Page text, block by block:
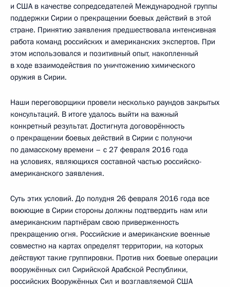
и США в качестве сопредседателей Международной группы
поддержки Сирии о прекращении боевых действий в этой
стране. Принятию заявления предшествовала интенсивная
работа команд российских и американских экспертов. При
этом использовался и позитивный опыт, накопленный
в ходе взаимодействия по уничтожению химического
оружия в Сирии.
Наши переговорщики провели несколько раундов закрытых
консультаций. В итоге удалось выйти на важный
конкретный результат. Достигнута договорённость
о прекращении боевых действий в Сирии с полуночи
по дамасскому времени – с 27 февраля 2016 года
на условиях, являющихся составной частью российско-
американского заявления.
Суть этих условий. До полудня 26 февраля 2016 года все
воюющие в Сирии стороны должны подтвердить нам или
американским партнёрам свою приверженность
прекращению огня. Российские и американские военные
совместно на картах определят территории, на которых
действуют такие группировки. Против них боевые операции
вооружённых сил Сирийской Арабской Республики,
российских Вооружённых Сил и возглавляемой США